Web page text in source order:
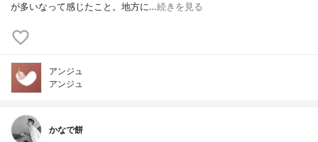
が多いなって感じたこと。地方に…続きを見る
アンジュ
アンジュ
かなで餅